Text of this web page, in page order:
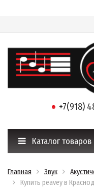
+7(918)
Каталог товаров
Главная Звук
Купить peavey в